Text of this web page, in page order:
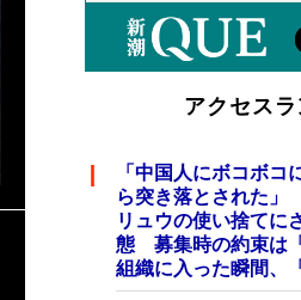
アクセス
「中国人にボコボコ
ら突き落とされた
リュウの使い捨てに
態 募集時の約束は
組織に入った瞬間、